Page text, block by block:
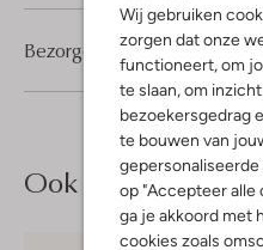
Wij gebruiken
zorgen dat onze
functioneert, om
te slaan, om
bezoekersgedrag
te bouwen van
op "Accepteer alle
ga je akkoord met
cookies zoals
Bezorgen & retourneren
Ook iets voor jou?